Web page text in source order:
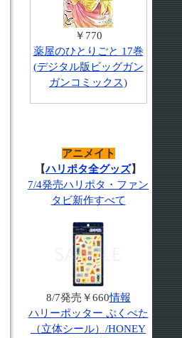
￥770
薬屋のひとりごと 17巻
(デジタル版ビッグガン
ガンコミックス)
アニメイト
【ハリポタ全グッズ】
7/4発売ハリポタ・ファン
タビ新作すべて
8/7発売￥660情報
ハリーポッター ぷくぺた
（立体シール）/HONEY